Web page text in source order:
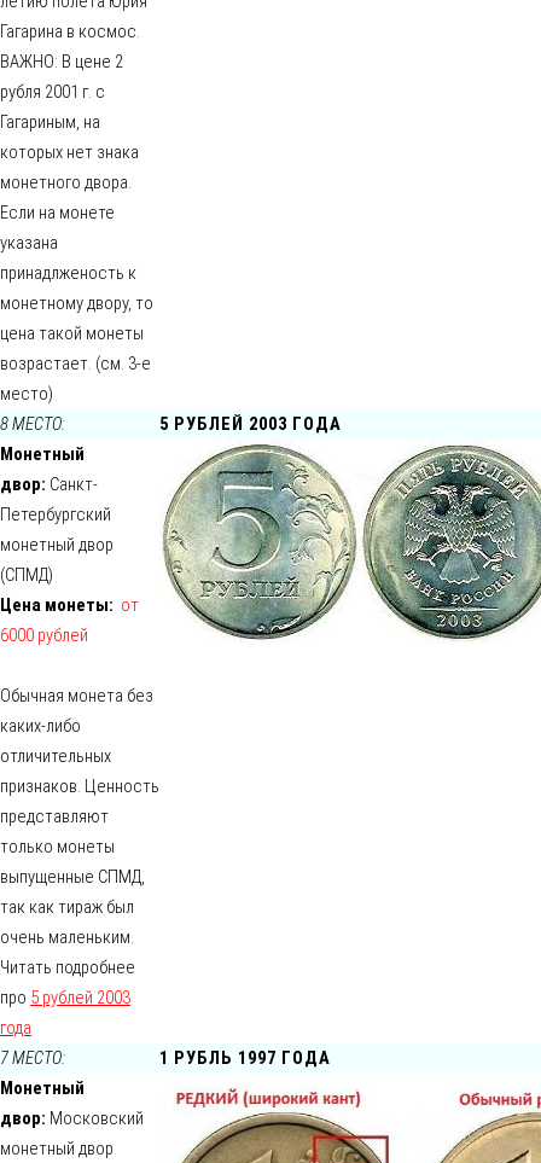
Гагарина в космос.
ВАЖНО: В цене 2
рубля 2001 г. с
Гагариным, на
которых нет знака
монетного двора.
Если на монете
указана
принадлженость к
монетному двору, то
цена такой монеты
возрастает. (см. 3-е
место)
8 МЕСТО:
5 РУБЛЕЙ 2003 ГОДА
Монетный
двор: Санкт-
Петербургский
монетный двор
(СПМД)
Цена монеты: от
6000 рублей
Обычная монета без
каких-либо
отличительных
признаков. Ценность
представляют
только монеты
выпущенные СПМД,
так как тираж был
очень маленьким.
Читать подробнее
про 5 рублей 2003
года
7 МЕСТО:
1 РУБЛЬ 1997 ГОДА
Монетный
двор: Московский
монетный двор